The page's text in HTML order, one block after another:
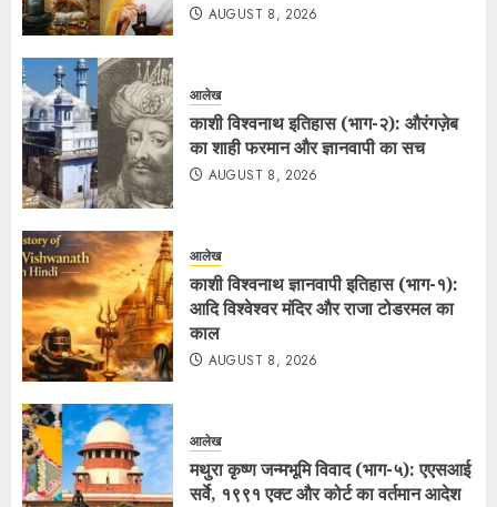
AUGUST 8, 2026
आलेख
काशी विश्वनाथ इतिहास (भाग-२): औरंगज़ेब
का शाही फरमान और ज्ञानवापी का सच
AUGUST 8, 2026
आलेख
काशी विश्वनाथ ज्ञानवापी इतिहास (भाग-१):
आदि विश्वेश्वर मंदिर और राजा टोडरमल का
काल
AUGUST 8, 2026
आलेख
मथुरा कृष्ण जन्मभूमि विवाद (भाग-५): एएसआई
सर्वे, १९९१ एक्ट और कोर्ट का वर्तमान आदेश